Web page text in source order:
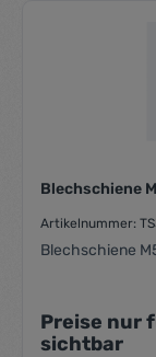
Blechschiene
Artikelnummer:
Blechschiene
Preise nur
sichtbar